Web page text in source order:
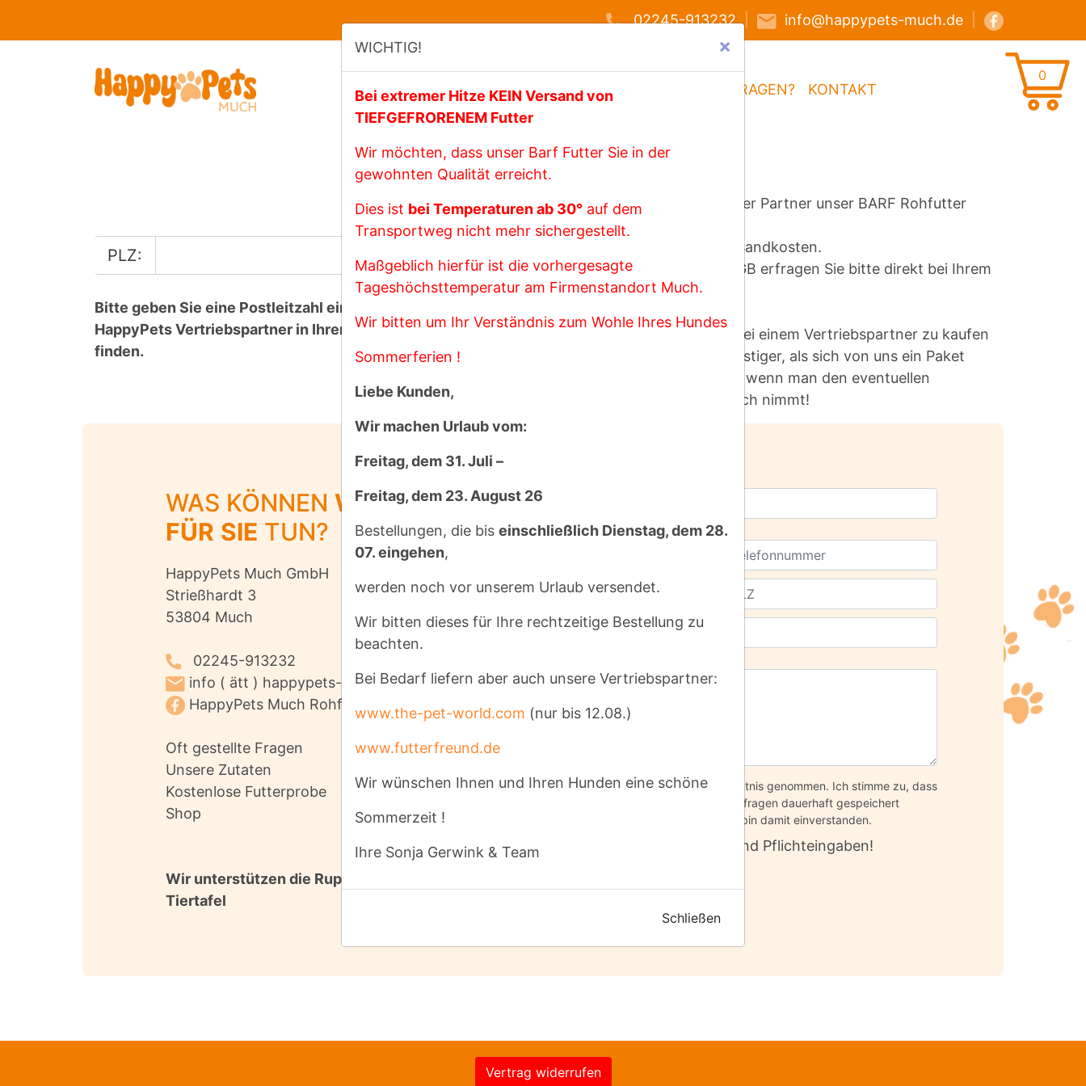
02245-913232 info@happypets-much.de
SHOP VOR ORT BARF ZUTATEN FRAGEN? KONTAKT
PLZ: FINDEN
Bitte geben Sie eine Postleitzahl ein, um
HappyPets Vertriebspartner in Ihrer Nähe zu
finden.
Sie können bei einem unserer Partner unser BARF Rohfutter
beziehen.
Sie sparen dadurch die Versandkosten.
Die jeweiligen Preise und AGB erfragen Sie bitte direkt bei Ihrem
örtlichen Vertriebspartner.
In den meisten Fällen gilt: Bei einem Vertriebspartner zu kaufen
ist für den Kunden preisgünstiger, als sich von uns ein Paket
schicken zu lassen - selbst, wenn man den eventuellen
Heimlieferservice in Anspruch nimmt!
0
WAS KÖNNEN WIR
FÜR SIE TUN?
HappyPets Much GmbH
Strießhardt 3
53804 Much
02245-913232
info ( ätt ) happypets-much.de
HappyPets Much Rohfutternahrung
Oft gestellte Fragen
Unsere Zutaten
Kostenlose Futterprobe
Shop
Wir unterstützen die Ruppichterother
Tiertafel
* Ich habe dieDatenschutzerklärungzur Kenntnis genommen. Ich stimme zu, dass
meine Angaben zur Kontaktaufnahme und für Rückfragen dauerhaft gespeichert
gelesen und bin damit einverstanden.
Die mit * gekennzeichneten Eingaben sind Pflichteingaben!
Vertrag widerrufen
WICHTIG! ×
Bei extremer Hitze KEIN Versand von
TIEFGEFRORENEM Futter
Wir möchten, dass unser Barf Futter Sie in der
gewohnten Qualität erreicht.
Dies ist bei Temperaturen ab 30° auf dem
Transportweg nicht mehr sichergestellt.
Maßgeblich hierfür ist die vorhergesagte
Tageshöchsttemperatur am Firmenstandort Much.
Wir bitten um Ihr Verständnis zum Wohle Ihres Hundes
Sommerferien !
Liebe Kunden,
Wir machen Urlaub vom:
Freitag, dem 31. Juli –
Freitag, dem 23. August 26
Bestellungen, die bis einschließlich Dienstag, dem 28.
07. eingehen,
werden noch vor unserem Urlaub versendet.
Wir bitten dieses für Ihre rechtzeitige Bestellung zu
beachten.
Bei Bedarf liefern aber auch unsere Vertriebspartner:
www.the-pet-world.com (nur bis 12.08.)
www.futterfreund.de
Wir wünschen Ihnen und Ihren Hunden eine schöne
Sommerzeit !
Ihre Sonja Gerwink & Team
Schließen